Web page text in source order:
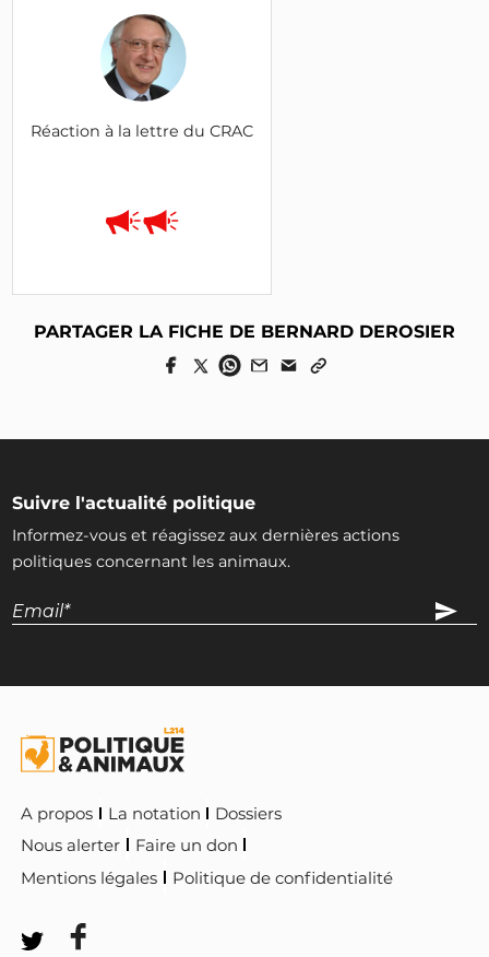
Réaction à la lettre du CRAC
PARTAGER LA FICHE DE BERNARD DEROSIER
Suivre l'actualité politique
Informez-vous et réagissez aux dernières actions
politiques concernant les animaux.
A propos La notation
Dossiers
Nous alerter
Faire un don
Mentions légales
Politique de confidentialité